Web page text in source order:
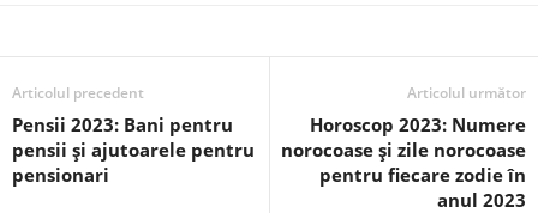
Articolul precedent
Pensii 2023: Bani pentru
pensii și ajutoarele pentru
pensionari
Articolul următor
Horoscop 2023: Numere
norocoase și zile norocoase
pentru fiecare zodie în
anul 2023